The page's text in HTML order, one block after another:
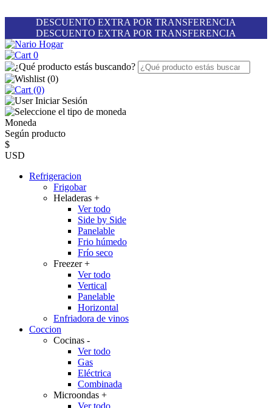
DESCUENTO EXTRA POR TRANSFERENCIA
DESCUENTO EXTRA POR TRANSFERENCIA
0
(0)
(0)
Iniciar Sesión
Moneda
Según producto
$
USD
Refrigeracion
Frigobar
Heladeras +
Ver todo
Side by Side
Panelable
Frio húmedo
Frío seco
Freezer+
Ver todo
Vertical
Panelable
Horizontal
Enfriadora de vinos
Coccion
Cocinas -
Ver todo
Gas
Eléctrica
Combinada
Microondas +
Ver todo